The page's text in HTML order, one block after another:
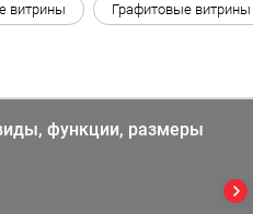
витрины Графитовые витрины
функции, размеры